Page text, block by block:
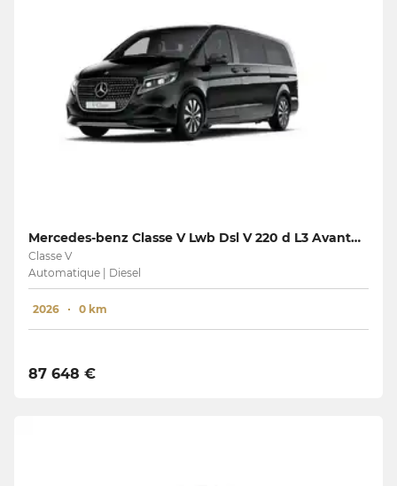
Mercedes-benz Classe V Lwb Dsl V 220 d L3 Avantgarde
Classe V
Automatique | Diesel
2026 0 km
87 648 €